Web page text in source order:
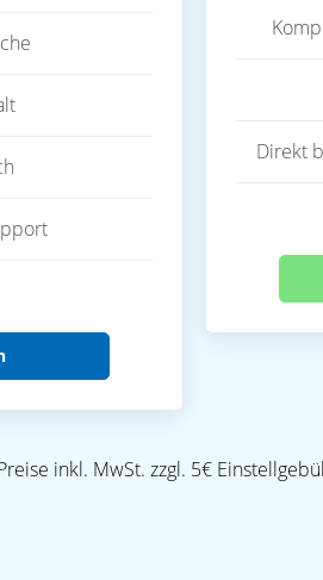
Direkt
inkl. MwSt. zzgl. 5€